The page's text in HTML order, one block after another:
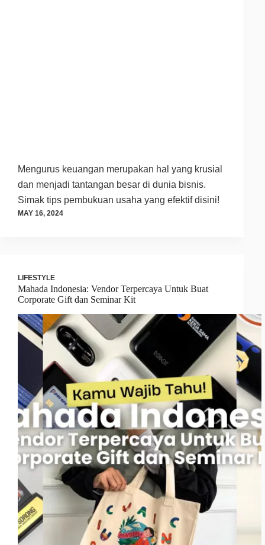
Mengurus keuangan merupakan hal yang krusial
dan menjadi tantangan besar di dunia bisnis.
Simak tips pembukuan usaha yang efektif disini!
MAY 16, 2024
LIFESTYLE
Mahada Indonesia: Vendor Terpercaya Untuk Buat
Corporate Gift dan Seminar Kit